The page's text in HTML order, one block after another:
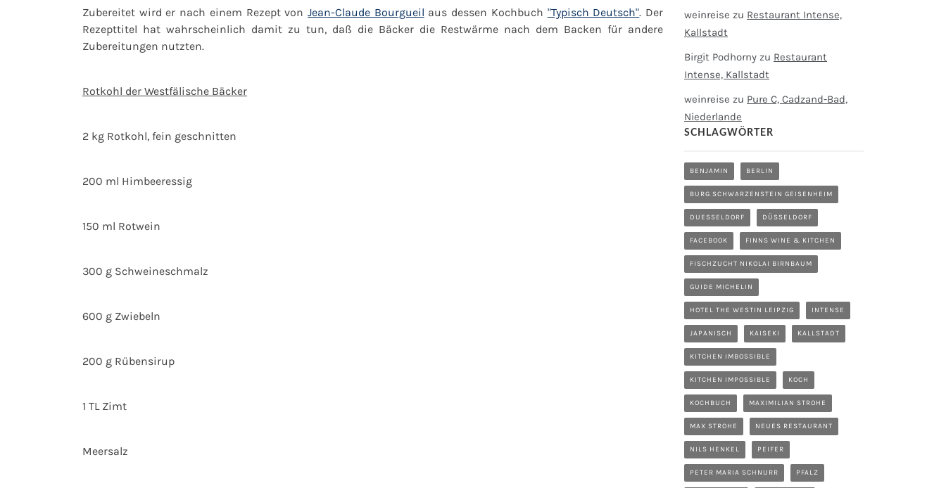
Zubereitet wird er nach einem Rezept von Jean-Claude Bourgueil aus dessen Kochbuch "Typisch Deutsch". Der
Rezepttitel hat wahrscheinlich damit zu tun, daß die Bäcker die Restwärme nach dem Backen für andere
Zubereitungen nutzten.
Rotkohl der Westfälische Bäcker
2 kg Rotkohl, fein geschnitten
200 ml Himbeeressig
150 ml Rotwein
300 g Schweineschmalz
600 g Zwiebeln
200 g Rübensirup
1 TL Zimt
Meersalz
weinreise zu Restaurant Intense,
Kallstadt
Birgit Podhorny zu Restaurant
Intense, Kallstadt
weinreise zu Pure C, Cadzand-Bad,
Niederlande
SCHLAGWÖRTER
BENJAMIN BERLIN
BURG SCHWARZENSTEIN GEISENHEIM
DUESSELDORF DÜSSELDORF
FACEBOOK FINNS WINE & KITCHEN
FISCHZUCHT NIKOLAI BIRNBAUM
GUIDE MICHELIN
HOTEL THE WESTIN LEIPZIG INTENSE
JAPANISCH KAISEKI KALLSTADT
KITCHEN IMBOSSIBLE
KITCHEN IMPOSSIBLE KOCH
KOCHBUCH MAXIMILIAN STROHE
MAX STROHE NEUES RESTAURANT
NILS HENKEL PEIFER
PETER MARIA SCHNURR PFALZ